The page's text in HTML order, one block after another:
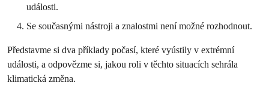
události.
Se současnými nástroji a znalostmi není možné rozhodnout.
Představme si dva příklady počasí, které vyústily v extrémní
události, a odpovězme si, jakou roli v těchto situacích sehrála
klimatická změna.